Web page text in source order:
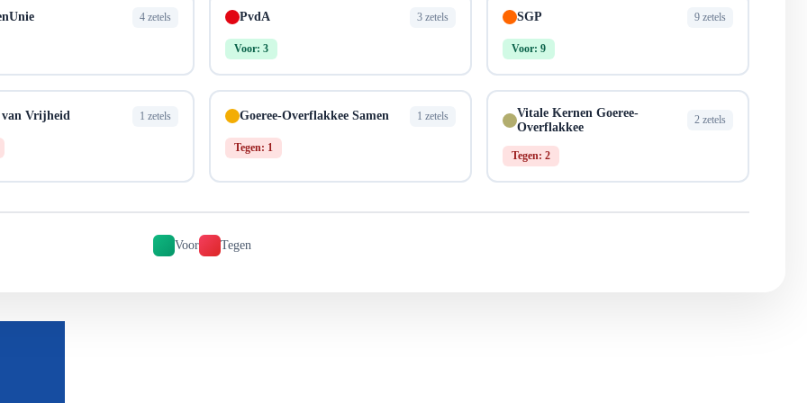
4 zetels PvdA 3 zetels
Voor: 3
SGP 9 zetels
Voor: 9
Vrijheid 1 zetels Goeree-Overflakkee Samen 1 zetels
Tegen: 1
Vitale Kernen Goeree-
Overflakkee
2 zetels
Tegen: 2
Voor Tegen